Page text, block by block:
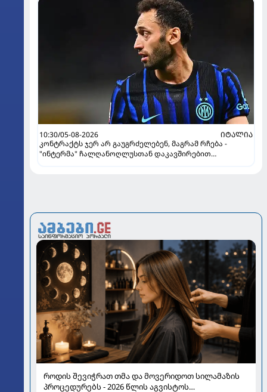
10:30/05-08-2026
ᲘᲢᲐᲚᲘᲐ
კონტრაქტს ჯერ არ გაუგრძელებენ, მაგრამ რჩება -
"ინტერმა" ჩალღანოღლუსთან დაკავშირებით
როდის შევიჭრათ თმა და მოვერიდოთ სილამაზის
პროცედურებს - 2026 წლის აგვისტოს